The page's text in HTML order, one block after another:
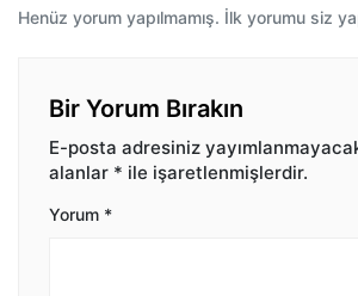
Henüz yorum yapılmamış. İlk yorumu siz
Bir Yorum Bırakın
E-posta adresiniz
alanlar * ile işaretlenmişlerdir.
Yorum *